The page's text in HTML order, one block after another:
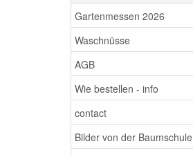
Gartenmessen 2026
Waschnüsse
AGB
Wie bestellen - info
contact
Bilder von der Baumschule